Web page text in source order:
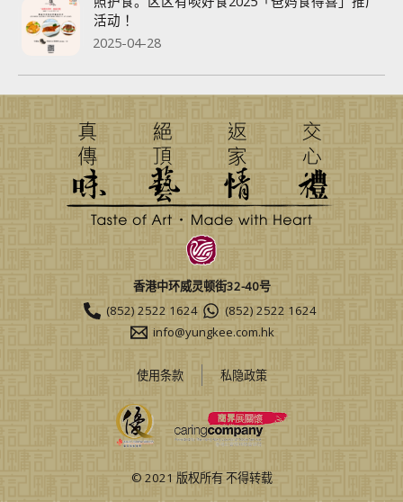
活动 ！
2025-04-28
香港中环威灵顿街32-40号
(852) 2522 1624
(852) 2522 1624
info@yungkee.com.hk
使用条款 私隐政策
© 2021 版权所有 不得转载